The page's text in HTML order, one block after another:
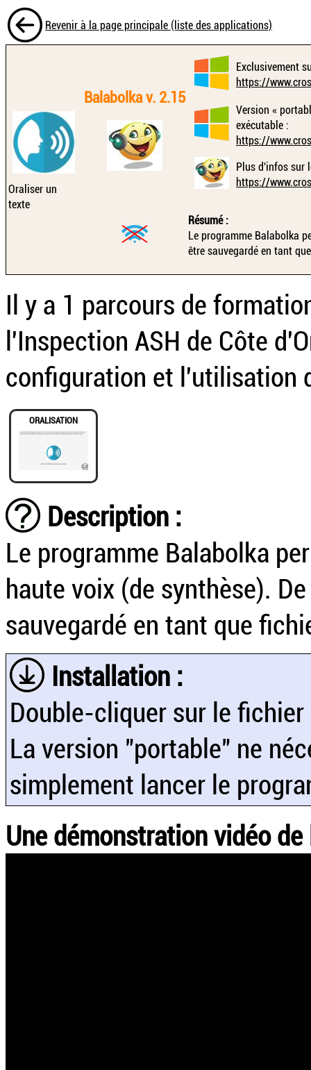
Revenir à la page principale (liste des applications)
Oraliser un
texte
Balabolka v. 2.15
Exclusivement
https://
Version «
exécutable :
https://
Plus d'infos sur
https://
Résumé :
Le programme Balabolka
être sauvegardé en tant
Il y a 1 parcours de
l'Inspection ASH de Côte
configuration et l'utilisation
ORALISATION
Description :
Le programme Balabolka
haute voix (de synthèse).
sauvegardé en tant que
Installation :
Double-cliquer sur le
La version "portable" ne
simplement lancer le
Une démonstration vidéo